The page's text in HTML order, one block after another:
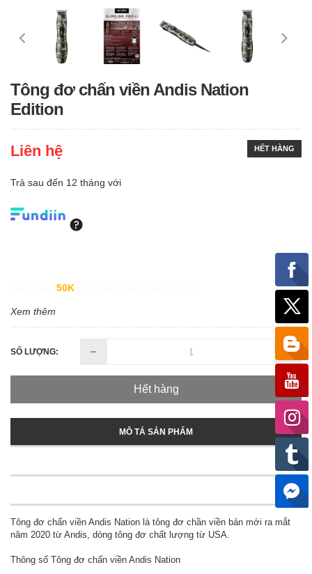
Tông đơ chấn viền Andis Nation
Edition
HẾT HÀNG
Liên hệ
Trả sau đến 12 tháng với
50K
Xem thêm
SỐ LƯỢNG:
Hết hàng
MÔ TẢ SẢN PHẨM
Tông đơ chấn viền Andis Nation là tông đơ chần viền bản mới ra mắt
năm 2020 từ Andis, dòng tông đơ chất lượng từ USA.
Thông số Tông đơ chấn viền Andis Nation